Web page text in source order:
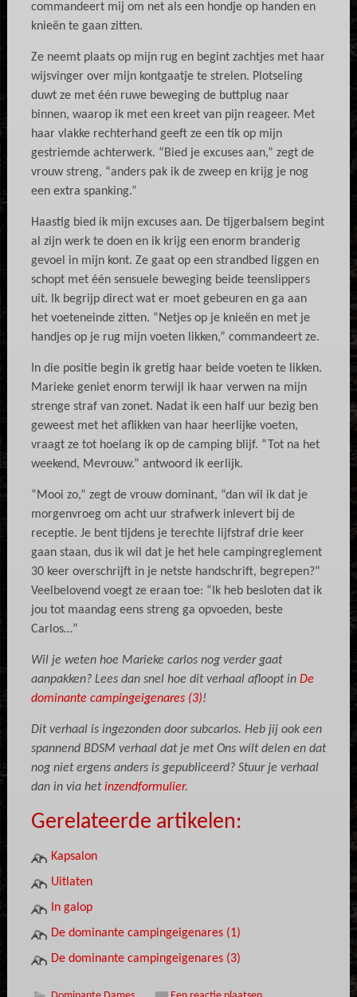
commandeert mij om net als een hondje op handen en
knieën te gaan zitten.
Ze neemt plaats op mijn rug en begint zachtjes met haar
wijsvinger over mijn kontgaatje te strelen. Plotseling
duwt ze met één ruwe beweging de buttplug naar
binnen, waarop ik met een kreet van pijn reageer. Met
haar vlakke rechterhand geeft ze een tik op mijn
gestriemde achterwerk. “Bied je excuses aan,” zegt de
vrouw streng, “anders pak ik de zweep en krijg je nog
een extra spanking.”
Haastig bied ik mijn excuses aan. De tijgerbalsem begint
al zijn werk te doen en ik krijg een enorm branderig
gevoel in mijn kont. Ze gaat op een strandbed liggen en
schopt met één sensuele beweging beide teenslippers
uit. Ik begrijp direct wat er moet gebeuren en ga aan
het voeteneinde zitten. “Netjes op je knieën en met je
handjes op je rug mijn voeten likken,” commandeert ze.
In die positie begin ik gretig haar beide voeten te likken.
Marieke geniet enorm terwijl ik haar verwen na mijn
strenge straf van zonet. Nadat ik een half uur bezig ben
geweest met het aflikken van haar heerlijke voeten,
vraagt ze tot hoelang ik op de camping blijf. “Tot na het
weekend, Mevrouw.” antwoord ik eerlijk.
“Mooi zo,” zegt de vrouw dominant, “dan wil ik dat je
morgenvroeg om acht uur strafwerk inlevert bij de
receptie. Je bent tijdens je terechte lijfstraf drie keer
gaan staan, dus ik wil dat je het hele campingreglement
30 keer overschrijft in je netste handschrift, begrepen?”
Veelbelovend voegt ze eraan toe: “Ik heb besloten dat ik
jou tot maandag eens streng ga opvoeden, beste
Carlos…”
Wil je weten hoe Marieke carlos nog verder gaat
aanpakken? Lees dan snel hoe dit verhaal afloopt in De
dominante campingeigenares (3)!
Dit verhaal is ingezonden door subcarlos. Heb jij ook een
spannend BDSM verhaal dat je met Ons wilt delen en dat
nog niet ergens anders is gepubliceerd? Stuur je verhaal
dan in via hetinzendformulier.
Gerelateerde artikelen:
Kapsalon
Uitlaten
In galop
De dominante campingeigenares (1)
De dominante campingeigenares (3)